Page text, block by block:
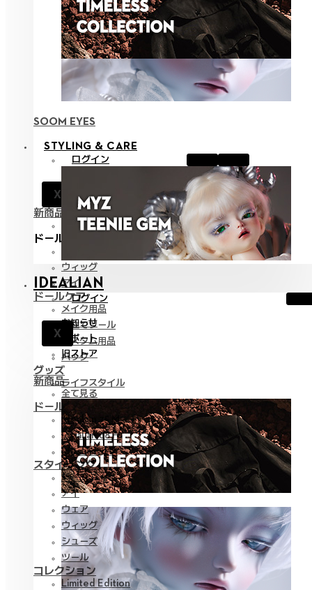
SOOM EYES
STYLING & CARE
ログイン
X サポート
新商品
全て見る
ドールスタイリング
ウィッグ
アイ
ドールケア
メイク用品
組立てツール
カスタム用品
バッグ
グッズ
ライフスタイル
IDEALIAN
ログイン
X
お知らせ
サポート
旧ストア
新商品
全て見る
ドール
Idealian 75 M
Idealian 68 F
Idealian 51 M
スタイリング
パーツ
アイ
ウェア
ウィッグ
シューズ
ツール
コレクション
Limited Edition